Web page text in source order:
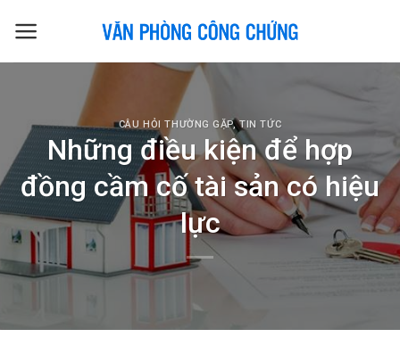
CÂU HỎI THƯỜNG GẶP,TIN TỨC
Những điều kiện để hợp
đồng cầm cố tài sản có hiệu
lực